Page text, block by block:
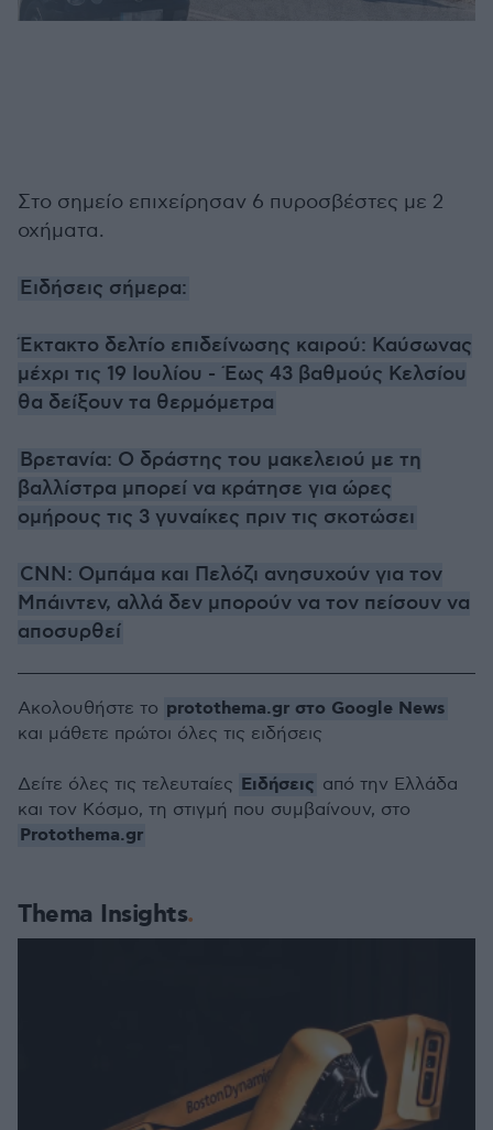
Στο σημείο επιχείρησαν 6 πυροσβέστες με 2
οχήματα.
Ειδήσεις σήμερα:
Έκτακτο δελτίο επιδείνωσης καιρού: Καύσωνας
μέχρι τις 19 Ιουλίου - Έως 43 βαθμούς Κελσίου
θα δείξουν τα θερμόμετρα
Βρετανία: Ο δράστης του μακελειού με τη
βαλλίστρα μπορεί να κράτησε για ώρες
ομήρους τις 3 γυναίκες πριν τις σκοτώσει
CNN: Ομπάμα και Πελόζι ανησυχούν για τον
Μπάιντεν, αλλά δεν μπορούν να τον πείσουν να
αποσυρθεί
Thema Insights
Ακολουθήστε το protothema.gr στο Google News
και μάθετε πρώτοι όλες τις ειδήσεις
Δείτε όλες τις τελευταίες Ειδήσεις από την Ελλάδα
και τον Κόσμο, τη στιγμή που συμβαίνουν, στο
Protothema.gr